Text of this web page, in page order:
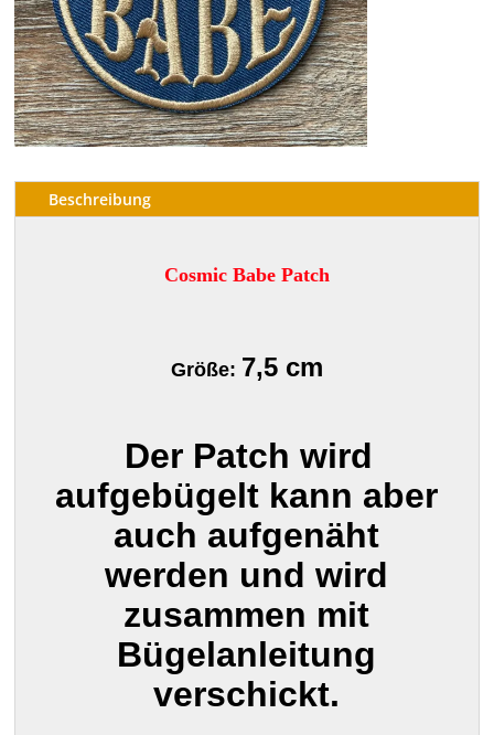
Beschreibung
Cosmic Babe Patch
Größe: 7,5 cm
Der Patch wird
aufgebügelt kann aber
auch aufgenäht
werden und wird
zusammen mit
Bügelanleitung
verschickt.